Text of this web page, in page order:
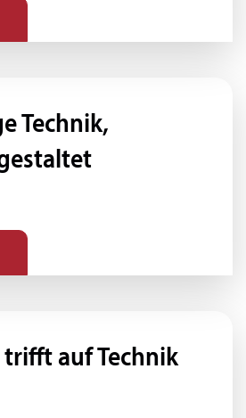
Technik,
auf Technik